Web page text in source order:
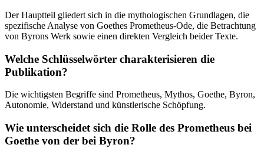
Der Hauptteil gliedert sich in die mythologischen Grundlagen, die
spezifische Analyse von Goethes Prometheus-Ode, die Betrachtung
von Byrons Werk sowie einen direkten Vergleich beider Texte.
Welche Schlüsselwörter charakterisieren die
Publikation?
Die wichtigsten Begriffe sind Prometheus, Mythos, Goethe, Byron,
Autonomie, Widerstand und künstlerische Schöpfung.
Wie unterscheidet sich die Rolle des Prometheus bei
Goethe von der bei Byron?